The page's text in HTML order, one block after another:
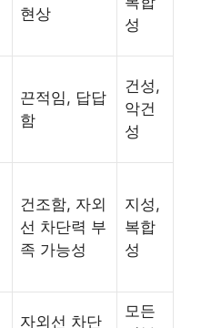
현상
성
끈적임, 답답
함
건성,
악건
성
건조함, 자외
선 차단력 부
족 가능성
지성,
복합
성
자외선 차단
모든